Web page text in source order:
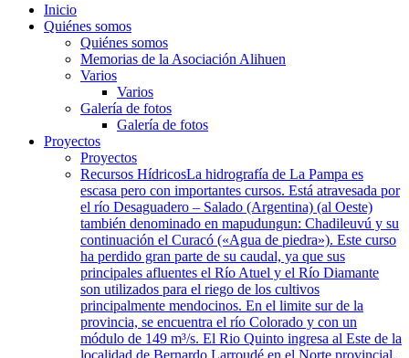
Inicio
Quiénes somos
Quiénes somos
Memorias de la Asociación Alihuen
Varios
Varios
Galería de fotos
Galería de fotos
Proyectos
Proyectos
Recursos HídricosLa hidrografía de La Pampa es
escasa pero con importantes cursos. Está atravesada por
el río Desaguadero – Salado (Argentina) (al Oeste)
también denominado en mapudungun: Chadileuvú y su
continuación el Curacó («Agua de piedra»). Este curso
ha perdido gran parte de su caudal, ya que sus
principales afluentes el Río Atuel y el Río Diamante
son utilizados para el riego de los cultivos
principalmente mendocinos. En el limite sur de la
provincia, se encuentra el río Colorado y con un
módulo de 149 m³/s. El Rio Quinto ingresa al Este de la
localidad de Bernardo Larroudé en el Norte provincial,